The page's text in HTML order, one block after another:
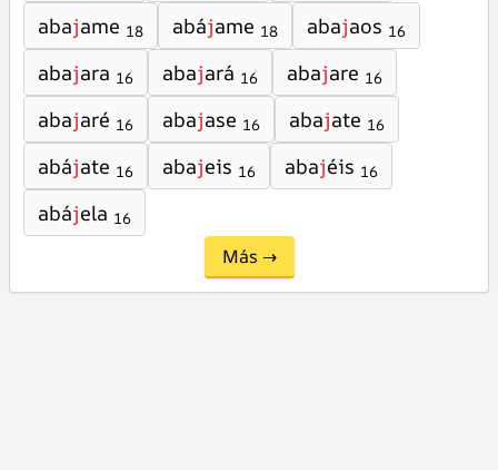
abajame 18 abájame 18 abajaos 16
abajara 16 abajará 16 abajare 16
abajaré 16 abajase 16 abajate 16
abájate 16 abajeis 16 abajéis 16
abájela 16
Más →